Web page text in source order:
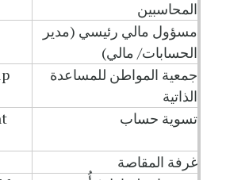
المحاسبين
مسؤول مالي رئيسي (مدير
الحسابات/ مالي)
جمعية المواطن للمساعدة
الذاتية
تسوية حساب
غرفة المقاصة